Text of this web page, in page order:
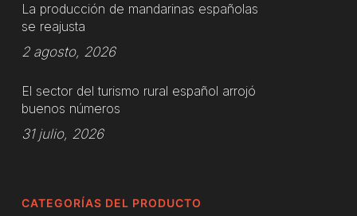
La producción de mandarinas españolas
se reajusta
2 agosto, 2026
El sector del turismo rural español arrojó
buenos números
31 julio, 2026
CATEGORÍAS DEL PRODUCTO